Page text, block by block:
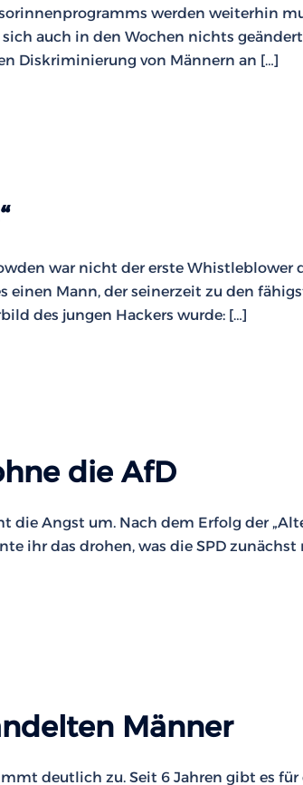
werden weiterhin
auch in den Wochen nichts
Diskriminierung von Männern an […]
war nicht der erste Whistleblower
einen Mann, der seinerzeit zu den
des jungen Hackers wurde: […]
die AfD
die Angst um. Nach dem Erfolg der
ihr das drohen, was die SPD
Männer
deutlich zu. Seit 6 Jahren gibt es für